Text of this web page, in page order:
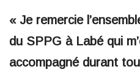
« Je remercie
du SPPG à Labé qui
accompagné durant